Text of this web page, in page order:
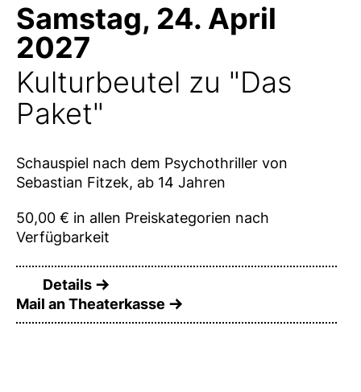
Samstag, 24. April
2027
Kulturbeutel zu "Das
Paket"
Schauspiel nach dem Psychothriller von
Sebastian Fitzek, ab 14 Jahren
50,00 € in allen Preiskategorien nach
Verfügbarkeit
Details
Mail an Theaterkasse